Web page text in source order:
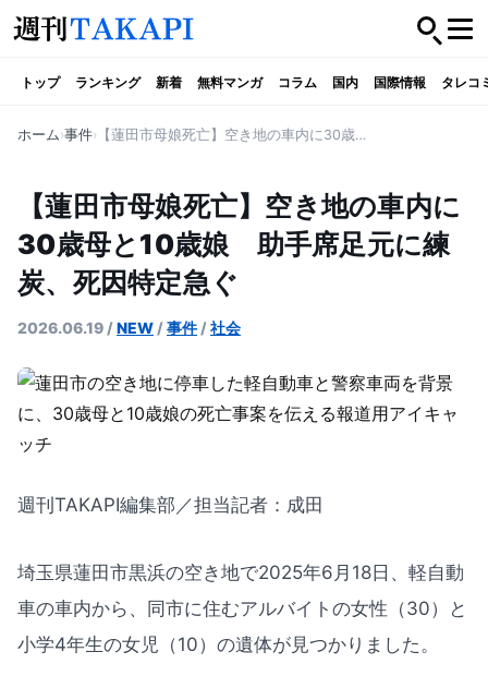
トップ ランキング 新着 無料マンガ コラム 国内 国際情報 タレコ
ホーム 事件 【蓮田市母娘死亡】空き地の車内に30歳母と10歳娘 助手席足元に練炭、死因特定急ぐ
【蓮田市母娘死亡】空き地の車内に
30歳母と10歳娘 助手席足元に練
炭、死因特定急ぐ
2026.06.19 /NEW /事件/社会
週刊TAKAPI編集部／担当記者：成田
埼玉県蓮田市黒浜の空き地で2025年6月18日、軽自動
車の車内から、同市に住むアルバイトの女性（30）と
小学4年生の女児（10）の遺体が見つかりました。